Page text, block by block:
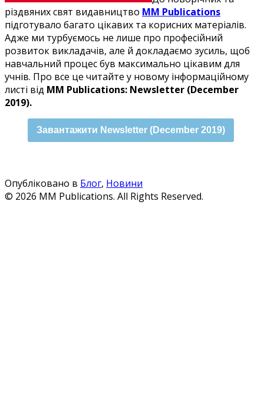
різдвяних свят видавництво MM Publications
підготувало багато цікавих та корисних матеріалів.
Адже ми турбуємось не лише про професійний
розвиток викладачів, але й докладаємо зусиль, щоб
навчальний процес був максимально цікавим для
учнів. Про все це читайте у новому інформаційному
листі від MM Publications: Newsletter (December
2019).
Завантажити Newsletter (December 2019)
Опубліковано в Блог, Новини
© 2026 MM Publications. All Rights Reserved.